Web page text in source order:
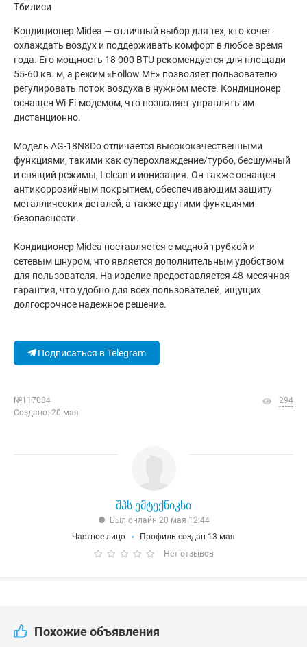
Тбилиси
Кондиционер Midea — отличный выбор для тех, кто хочет
охлаждать воздух и поддерживать комфорт в любое время
года. Его мощность 18 000 BTU рекомендуется для площади
55-60 кв. м, а режим «Follow ME» позволяет пользователю
регулировать поток воздуха в нужном месте. Кондиционер
оснащен Wi-Fi-модемом, что позволяет управлять им
дистанционно.
Модель AG-18N8Do отличается высококачественными
функциями, такими как суперохлаждение/турбо, бесшумный
и спящий режимы, I-clean и ионизация. Он также оснащен
антикоррозийным покрытием, обеспечивающим защиту
металлических деталей, а также другими функциями
безопасности.
Кондиционер Midea поставляется с медной трубкой и
сетевым шнуром, что является дополнительным удобством
для пользователя. На изделие предоставляется 48-месячная
гарантия, что удобно для всех пользователей, ищущих
долгосрочное надежное решение.
Подписаться в Telegram
№117084
Создано: 20 мая
294
შპს ემტექნიკსი
Был онлайн 20 мая 12:44
Частное лицо
Профиль создан 13 мая
Нет отзывов
Похожие объявления